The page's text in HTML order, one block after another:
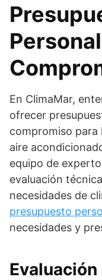
En ClimaMar,
ofrecer
compromiso para
aire
equipo de
evaluación
necesidades de
presupuesto
necesidades y